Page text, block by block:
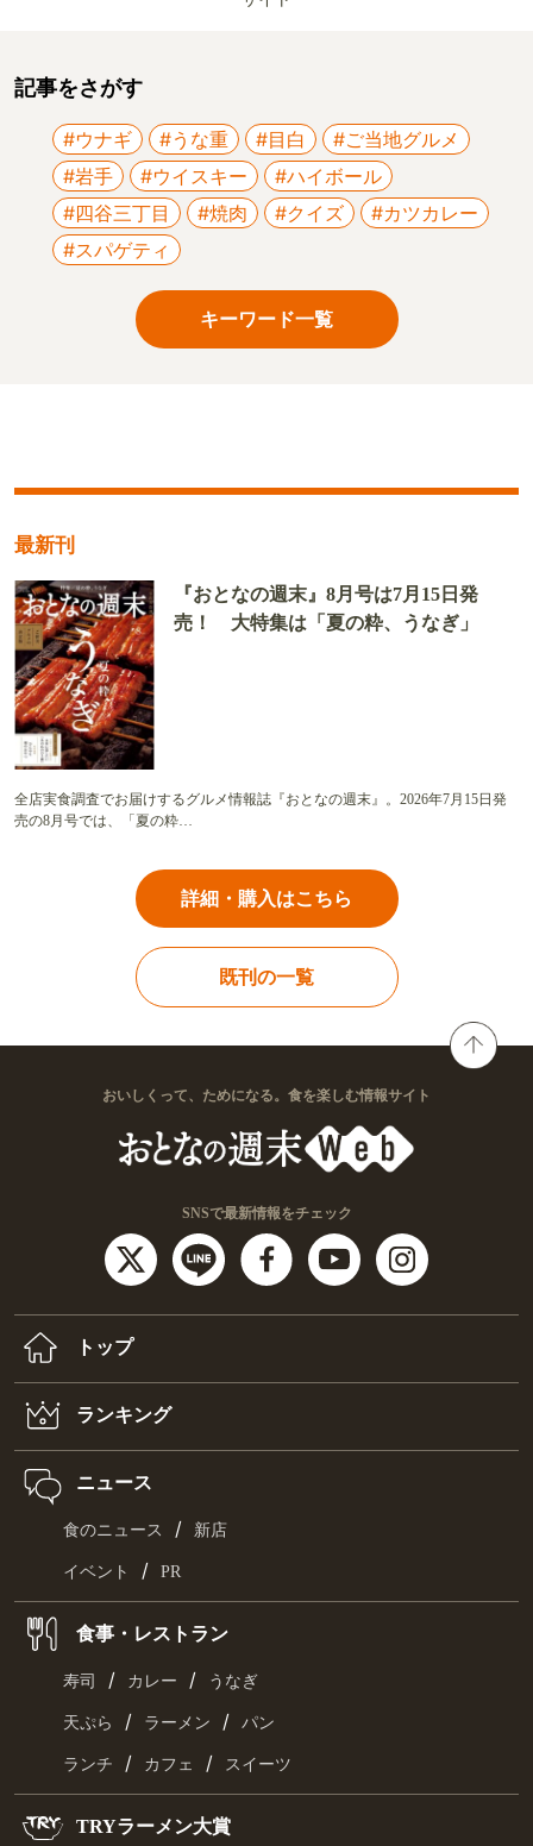
記事をさがす
#ウナギ #うな重 #目白
#ご当地グルメ
#岩手
#ウイスキー
#ハイボール
#四谷三丁目
#焼肉 #クイズ
#カツカレー
#スパゲティ
キーワード一覧
最新刊
『おとなの週末』8月号は7月15日発
売！ 大特集は「夏の粋、うなぎ」
全店実食調査でお届けするグルメ情報誌『おとなの週末』。2026年7月15日発
売の8月号では、「夏の粋…
詳細・購入はこちら
既刊の一覧
おいしくって、ためになる。食を楽しむ情報サイト
SNSで最新情報をチェック
トップ
ランキング
ニュース
食のニュース / 新店
イベント / PR
食事・レストラン
寿司 / カレー / うなぎ
天ぷら / ラーメン / パン
ランチ / カフェ / スイーツ
TRYラーメン大賞